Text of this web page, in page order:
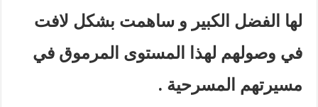
لها الفضل الكبير و ساهمت بشكل لافت
في وصولهم لهذا المستوى المرموق في
مسيرتهم المسرحية .